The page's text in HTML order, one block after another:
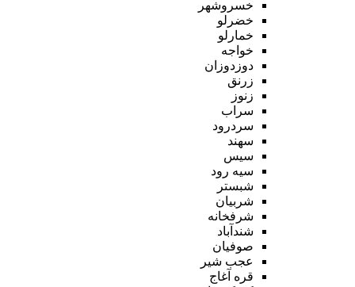
خسروشهر
خضرلو
خمارلو
خواجه
دوزدوزان
زرنق
زنوز
سراب
سردرود
سهند
سیس
سیه رود
شبستر
شربیان
شرفخانه
شندآباد
صوفیان
عجب شیر
قره آغاج